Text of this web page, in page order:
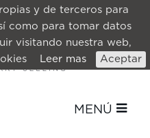
y de terceros para
como para tomar datos
visitando nuestra web,
Leer mas Aceptar
MENÚ